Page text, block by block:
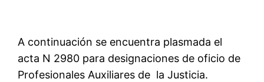
A continuación se encuentra plasmada el
acta N 2980 para designaciones de oficio de
Profesionales Auxiliares de la Justicia.